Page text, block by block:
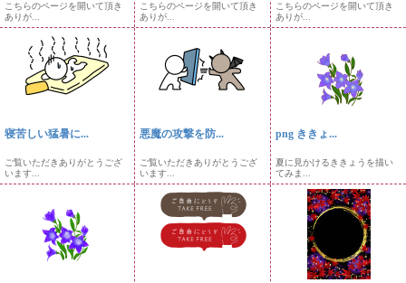
こちらのページを開いて頂き
ありが...
こちらのページを開いて頂き
ありが...
こちらのページを開いて頂き
ありが...
寝苦しい猛暑に...
ご覧いただきありがとうござ
います...
悪魔の攻撃を防...
ご覧いただきありがとうござ
います...
png ききょ...
夏に見かけるききょうを描い
てみま...